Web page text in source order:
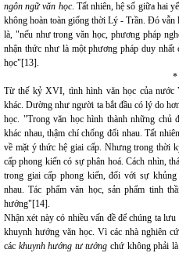
ngôn ngữ văn học. Tất nhiên, hệ số giữa hai
không hoàn toàn giống thời Lý - Trần. Đó vẫn
là, "nếu như trong văn học, phương pháp
nhận thức như là một phương pháp duy
học"[13].
*
Từ thế kỷ XVI, tình hình văn học của nước
khác. Dường như người ta bắt đầu có lý do
học. "Trong văn học hình thành những chủ
khác nhau, thậm chí chống đối nhau. Tất
về mặt ý thức hệ giai cấp. Nhưng trong thời
cấp phong kiến có sự phân hoá. Cách nhìn,
trong giai cấp phong kiến, đối với sự
nhau. Tác phẩm văn học, sản phẩm tinh
hướng"[14].
Nhận xét này có nhiều vấn đề để chúng ta
khuynh hướng văn học. Vì các nhà nghiên
các khuynh hướng tư tưởng chứ không phải